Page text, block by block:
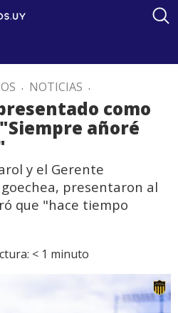
. NOTICIAS .
como
añoré
y el Gerente
presentaron al
que "hace tiempo
< 1 minuto